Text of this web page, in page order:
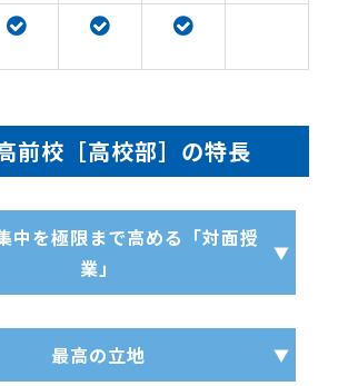
前校［高校部］の特長
中を極限まで高める「対面授
業」
最高の立地